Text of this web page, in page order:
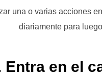
una o varias acciones
diariamente para
Entra en el